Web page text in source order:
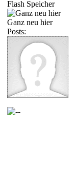
Flash Speicher
Ganz neu hier
Posts: